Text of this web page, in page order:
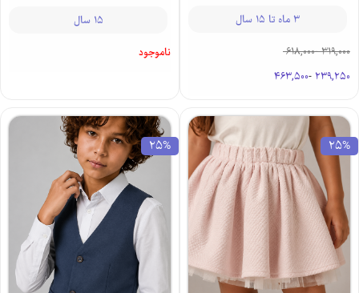
3 ماه تا 15 سال
319,000
-
618,000
239,250
-
463,500
15 سال
ناموجود
25%
25%